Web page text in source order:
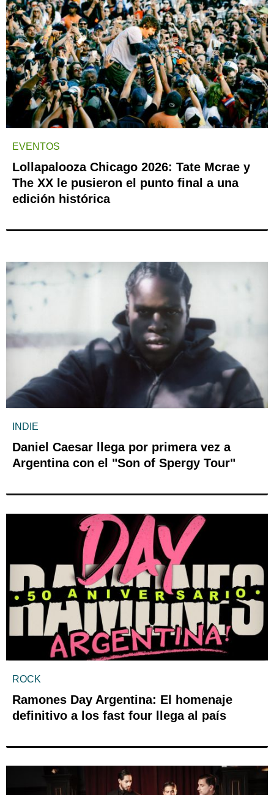
EVENTOS
Lollapalooza Chicago 2026: Tate Mcrae y
The XX le pusieron el punto final a una
edición histórica
INDIE
Daniel Caesar llega por primera vez a
Argentina con el "Son of Spergy Tour"
ROCK
Ramones Day Argentina: El homenaje
definitivo a los fast four llega al país